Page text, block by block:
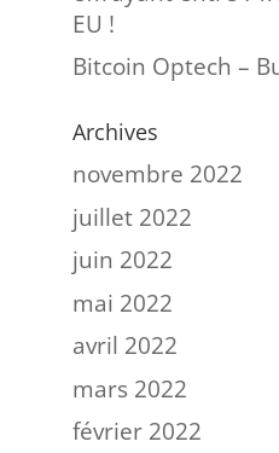
EU !
Bitcoin Optech –
Archives
novembre 2022
juillet 2022
juin 2022
mai 2022
avril 2022
mars 2022
février 2022